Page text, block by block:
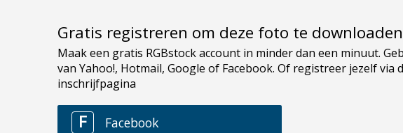
Gratis registreren om deze foto te downloaden